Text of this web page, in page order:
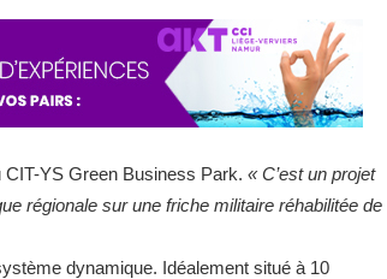
YS Green Business Park. « C’est un projet
régionale sur une friche militaire réhabilitée de
dynamique. Idéalement situé à 10